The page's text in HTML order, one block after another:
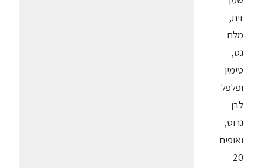
זית,
מלח
גס,
טימין
ופלפל
לבן
גרוס,
ואופים
20